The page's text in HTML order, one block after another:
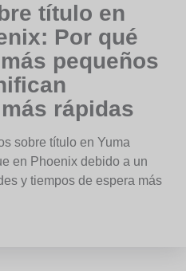
título en
Por qué
pequeños
rápidas
sobre título en Yuma
en Phoenix debido a un
y tiempos de espera más